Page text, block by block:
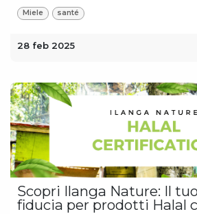
Miele santé
28 feb 2025
Scopri Ilanga Nature: Il
fiducia per prodotti Halal